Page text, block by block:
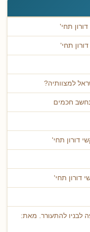
תחי'
תחי'
למצוותיה?
חכמים
דורון תחי'
דורון תחי'
לבניו להתעורר. מאת: